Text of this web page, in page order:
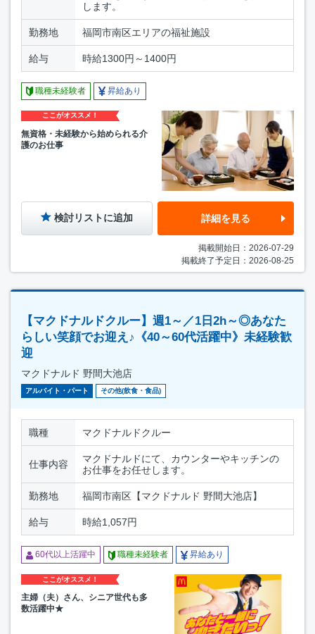
します。
勤務地 福岡市南区エリアの福祉施設
給与 時給1300円～1400円
職種未経験者 昇給あり
ここがオススメ！
無資格・未経験から始められる介
護のお仕事
検討リストに追加 詳細を見る
掲載開始日：2026-07-29
掲載終了予定日：2026-08-25
【マクドナルドクルー】週1～／1日2h～◎あなた
らしい笑顔でお迎え♪《40～60代活躍中》未経験歓
迎
マクドナルド 野間大池店
アルバイト・パート その他(飲食・食品)
職種 マクドナルドクルー
仕事内容
マクドナルドにて、カウンターやキッチンの
お仕事をお任せします。
勤務地 福岡市南区【マクドナルド 野間大池店】
給与 時給1,057円
60代以上活躍中 職種未経験者 昇給あり
ここがオススメ！
主婦（夫）さん、シニア世代も多
数活躍中★